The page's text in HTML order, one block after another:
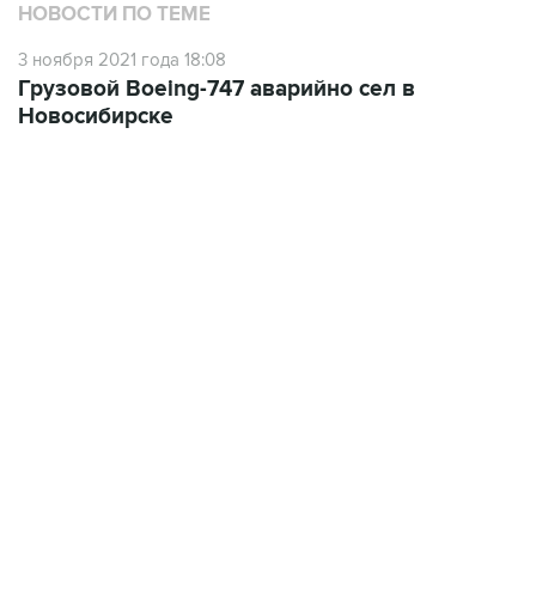
НОВОСТИ ПО ТЕМЕ
3 ноября 2021 года 18:08
Грузовой Boeing-747 аварийно сел в
Новосибирске